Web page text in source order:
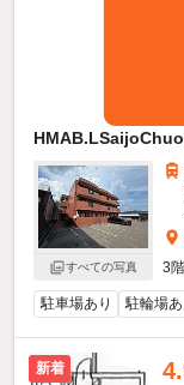
すべての写真
3
駐車場あり 駐輪場あ
新着